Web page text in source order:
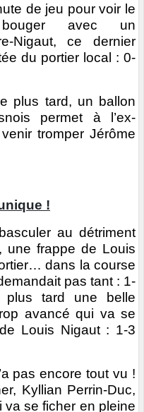
de jeu pour voir le
bouger avec un
Nigaut, ce dernier
du portier local : 0-
plus tard, un ballon
permet à l’ex-
tromper Jérôme
!
au détriment
une frappe de Louis
dans la course
pas tant : 1-
tard une belle
avancé qui va se
Louis Nigaut : 1-3
pas encore tout vu !
Kyllian Perrin-Duc,
va se ficher en pleine